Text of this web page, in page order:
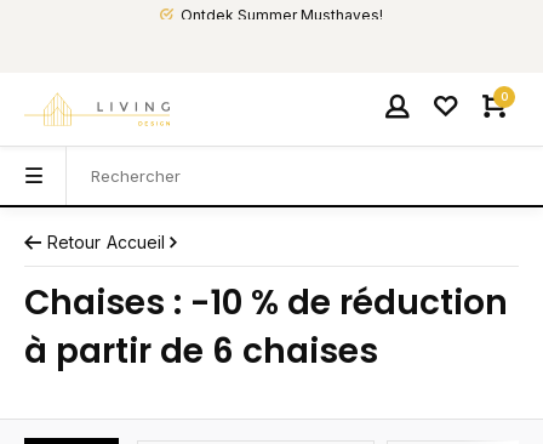
Ontdek Summer Musthaves!
0
Retour Accueil
Chaises : -10 % de réduction
à partir de 6 chaises